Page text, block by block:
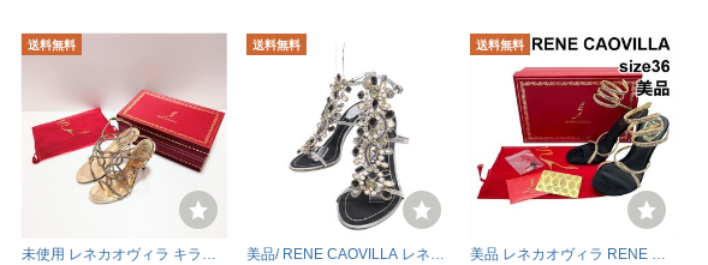
送料無料
未使用 レネカオヴィラ キラキ
送料無料
美品/ RENE CAOVILLA レネカ
送料無料
美品 レネカオヴィラ RENE CA